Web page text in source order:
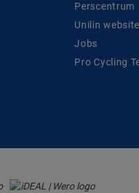
Perscentrum
Unilin
Jobs
Pro Cycling